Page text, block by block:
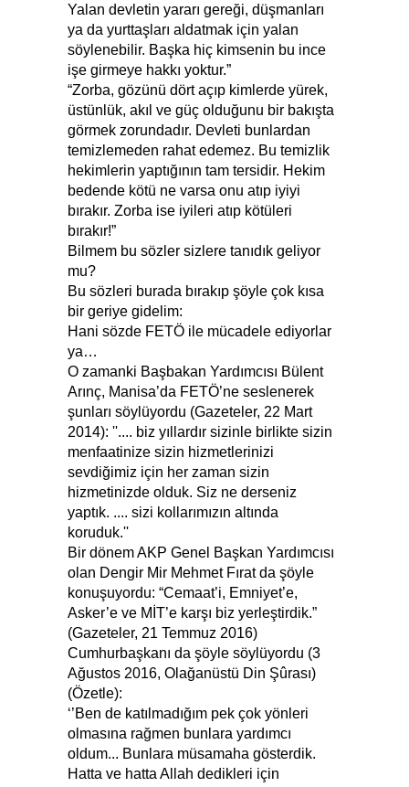
Yalan devletin yararı gereği, düşmanları
ya da yurttaşları aldatmak için yalan
söylenebilir. Başka hiç kimsenin bu ince
işe girmeye hakkı yoktur.”
“Zorba, gözünü dört açıp kimlerde yürek,
üstünlük, akıl ve güç olduğunu bir bakışta
görmek zorundadır. Devleti bunlardan
temizlemeden rahat edemez. Bu temizlik
hekimlerin yaptığının tam tersidir. Hekim
bedende kötü ne varsa onu atıp iyiyi
bırakır. Zorba ise iyileri atıp kötüleri
bırakır!”
Bilmem bu sözler sizlere tanıdık geliyor
mu?
Bu sözleri burada bırakıp şöyle çok kısa
bir geriye gidelim:
Hani sözde FETÖ ile mücadele ediyorlar
ya…
O zamanki Başbakan Yardımcısı Bülent
Arınç, Manisa’da FETÖ’ne seslenerek
şunları söylüyordu (Gazeteler, 22 Mart
2014): ''.... biz yıllardır sizinle birlikte sizin
menfaatinize sizin hizmetlerinizi
sevdiğimiz için her zaman sizin
hizmetinizde olduk. Siz ne derseniz
yaptık. .... sizi kollarımızın altında
koruduk.''
Bir dönem AKP Genel Başkan Yardımcısı
olan Dengir Mir Mehmet Fırat da şöyle
konuşuyordu: “Cemaat’i, Emniyet’e,
Asker’e ve MİT’e karşı biz yerleştirdik.”
(Gazeteler, 21 Temmuz 2016)
Cumhurbaşkanı da şöyle söylüyordu (3
Ağustos 2016, Olağanüstü Din Şûrası)
(Özetle):
‘’Ben de katılmadığım pek çok yönleri
olmasına rağmen bunlara yardımcı
oldum... Bunlara müsamaha gösterdik.
Hatta ve hatta Allah dedikleri için